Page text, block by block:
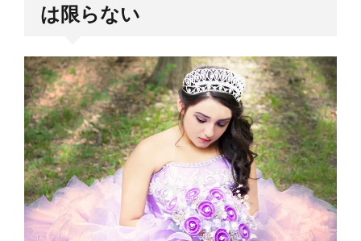
は限らない